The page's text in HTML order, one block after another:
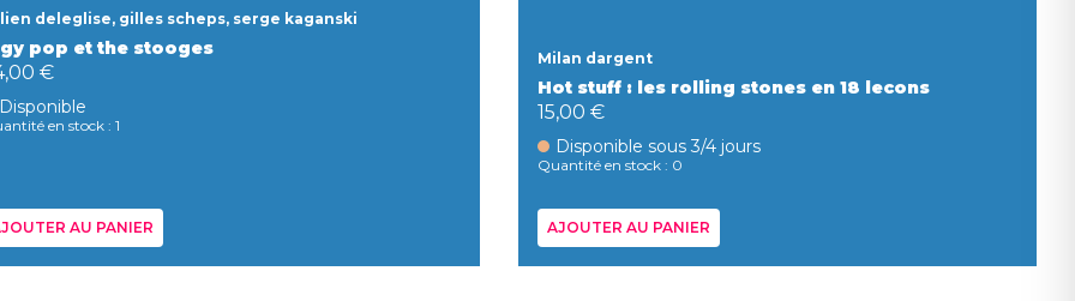
deleglise, gilles scheps, serge kaganski
pop et the stooges
€
Disponible
en stock : 1
AU PANIER
Milan dargent
Hot stuff : les rolling stones en 18 lecons
15,00 €
Disponible sous 3/4 jours
Quantité en stock : 0
AJOUTER AU PANIER